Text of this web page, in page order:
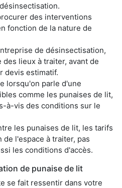
des interventions
fonction de la nature de
de désinsectisation,
lieux à traiter, avant de
devis estimatif.
lorsqu'on parle d'une
comme les punaises de lit,
à-vis des conditions sur le
les punaises de lit, les tarifs
l'espace à traiter, pas
les conditions d'accès.
de punaise de lit
se fait ressentir dans votre